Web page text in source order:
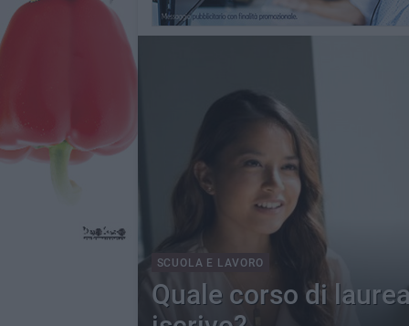
SCUOLA E LAVORO
Quale corso di